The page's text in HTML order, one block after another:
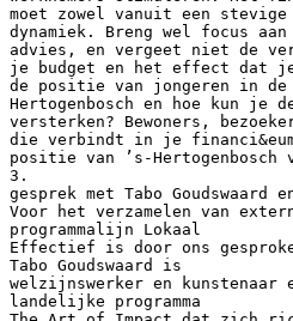
moet zowel vanuit een
dynamiek. Breng wel focus
advies, en vergeet niet de
je budget en het effect dat je
de positie van jongeren in de
Hertogenbosch en hoe kun je
versterken? Bewoners,
die verbindt in je
positie van ’s-Hertogenbosch
3.
gesprek met Tabo Goudswaard
Voor het verzamelen van
programmalijn Lokaal
Effectief is door ons
Tabo Goudswaard is
welzijnswerker en kunstenaar
landelijke programma